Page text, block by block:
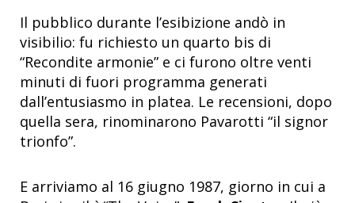
Il pubblico durante l’esibizione andò in
visibilio: fu richiesto un quarto bis di
“Recondite armonie” e ci furono oltre venti
minuti di fuori programma generati
dall’entusiasmo in platea. Le recensioni, dopo
quella sera, rinominarono Pavarotti “il signor
trionfo”.
E arriviamo al 16 giugno 1987, giorno in cui a